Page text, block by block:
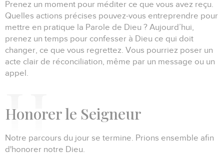
Prenez un moment pour méditer ce que vous avez reçu.
Quelles actions précises pouvez-vous entreprendre pour
mettre en pratique la Parole de Dieu ? Aujourd’hui,
prenez un temps pour confesser à Dieu ce qui doit
changer, ce que vous regrettez. Vous pourriez poser un
acte clair de réconciliation, même par un message ou un
appel.
Honorer le Seigneur
Notre parcours du jour se termine. Prions ensemble afin
d'honorer notre Dieu.